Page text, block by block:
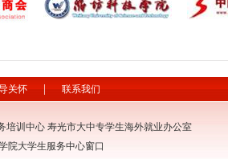
关怀 | 联系我们
培训中心 寿光市大中专学生海外就业办公室
院大学生服务中心窗口